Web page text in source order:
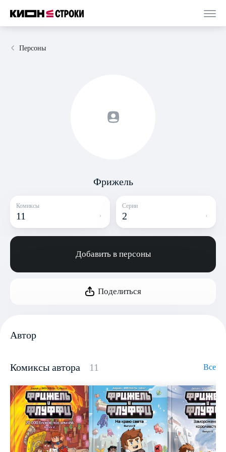
Персоны
Фрижель
Комиксы
11
Серии
2
Добавить в персоны
Поделиться
Автор
Комиксы автора 11 Все